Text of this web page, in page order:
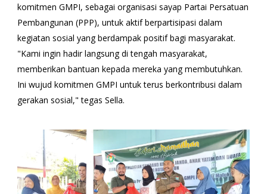
komitmen GMPI, sebagai organisasi sayap Partai Persatuan
Pembangunan (PPP), untuk aktif berpartisipasi dalam
kegiatan sosial yang berdampak positif bagi masyarakat.
"Kami ingin hadir langsung di tengah masyarakat,
memberikan bantuan kepada mereka yang membutuhkan.
Ini wujud komitmen GMPI untuk terus berkontribusi dalam
gerakan sosial," tegas Sella.